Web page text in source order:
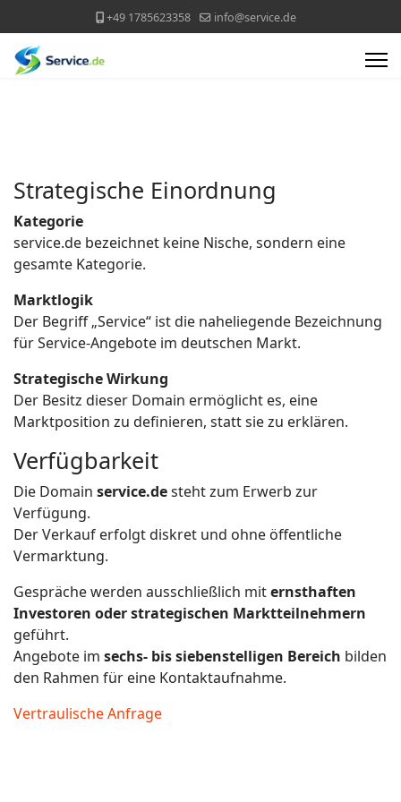
+49 1785623358 info@service.de
Strategische Einordnung
Kategorie
service.de bezeichnet keine Nische, sondern eine
gesamte Kategorie.
Marktlogik
Der Begriff „Service“ ist die naheliegende Bezeichnung
für Service-Angebote im deutschen Markt.
Strategische Wirkung
Der Besitz dieser Domain ermöglicht es, eine
Marktposition zu definieren, statt sie zu erklären.
Verfügbarkeit
Die Domain service.desteht zum Erwerb zur
Verfügung.
Der Verkauf erfolgt diskret und ohne öffentliche
Vermarktung.
Gespräche werden ausschließlich miternsthaften
Investoren oder strategischen Marktteilnehmern
geführt.
Angebote im sechs- bis siebenstelligen Bereich bilden
den Rahmen für eine Kontaktaufnahme.
Vertraulische Anfrage